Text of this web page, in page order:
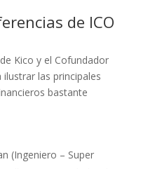
de ICO
Kico y el Cofundador
las principales
bastante
(Ingeniero – Super